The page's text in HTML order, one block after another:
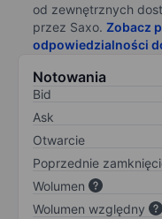
od zewnętrznych
przez Saxo. Zobacz
odpowiedzialności
Notowania
Bid
Ask
Otwarcie
Poprzednie
Wolumen
Wolumen względny